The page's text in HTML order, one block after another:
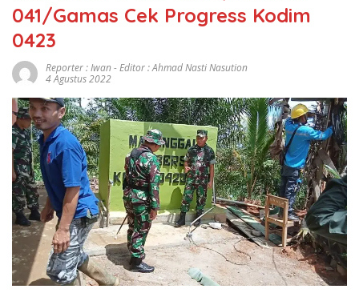
041/Gamas Cek Progress Kodim
0423
Reporter : Iwan - Editor : Ahmad Nasti Nasution
4 Agustus 2022